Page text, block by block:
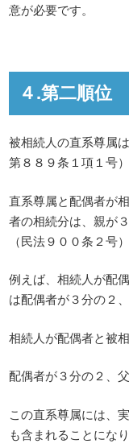
意が必要です。
４.第二順位
被相続人の直系尊属
第８８９条１項１号）
直系尊属と配偶者が
者の相続分は、親が
（民法９００条２号）
例えば、相続人が配
は配偶者が３分の２
相続人が配偶者と被
配偶者が３分の２、
この直系尊属には、
も含まれることになり